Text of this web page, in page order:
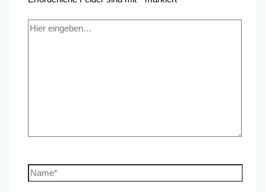
Hier
Name*